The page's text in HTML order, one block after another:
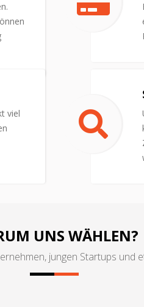
viel
UNS WÄHLEN?
jungen Startups und